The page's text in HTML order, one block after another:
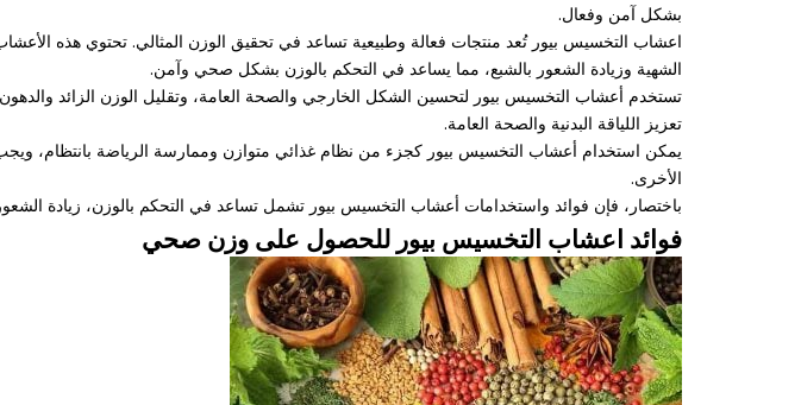
بشكل آمن وفعال.
اعشاب التخسيس بيور تُعد منتجات فعالة وطبيعية تساعد في تحقيق الوزن المثالي. تحتوي هذه
الشهية وزيادة الشعور بالشبع، مما يساعد في التحكم بالوزن بشكل صحي وآمن.
تستخدم أعشاب التخسيس بيور لتحسين الشكل الخارجي والصحة العامة، وتقليل الوزن الزائد
تعزيز اللياقة البدنية والصحة العامة.
يمكن استخدام أعشاب التخسيس بيور كجزء من نظام غذائي متوازن وممارسة الرياضة بانتظام،
الأخرى.
باختصار، فإن فوائد واستخدامات أعشاب التخسيس بيور تشمل تساعد في التحكم بالوزن، زيادة الشعور
فوائد اعشاب التخسيس بيور للحصول على وزن صحي